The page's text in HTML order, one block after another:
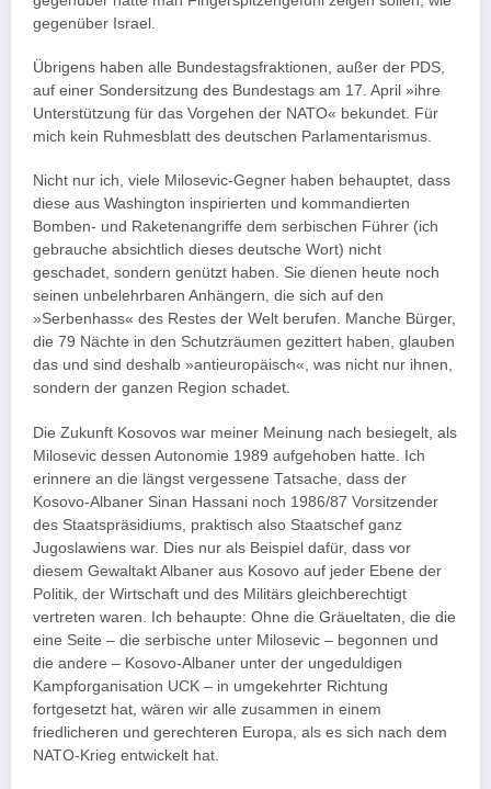
gegenüber Israel.
Übrigens haben alle Bundestagsfraktionen, außer der PDS,
auf einer Sondersitzung des Bundestags am 17. April »ihre
Unterstützung für das Vorgehen der NATO« bekundet. Für
mich kein Ruhmesblatt des deutschen Parlamentarismus.
Nicht nur ich, viele Milosevic-Gegner haben behauptet, dass
diese aus Washington inspirierten und kommandierten
Bomben- und Raketenangriffe dem serbischen Führer (ich
gebrauche absichtlich dieses deutsche Wort) nicht
geschadet, sondern genützt haben. Sie dienen heute noch
seinen unbelehrbaren Anhängern, die sich auf den
»Serbenhass« des Restes der Welt berufen. Manche Bürger,
die 79 Nächte in den Schutzräumen gezittert haben, glauben
das und sind deshalb »antieuropäisch«, was nicht nur ihnen,
sondern der ganzen Region schadet.
Die Zukunft Kosovos war meiner Meinung nach besiegelt, als
Milosevic dessen Autonomie 1989 aufgehoben hatte. Ich
erinnere an die längst vergessene Tatsache, dass der
Kosovo-Albaner Sinan Hassani noch 1986/87 Vorsitzender
des Staatspräsidiums, praktisch also Staatschef ganz
Jugoslawiens war. Dies nur als Beispiel dafür, dass vor
diesem Gewaltakt Albaner aus Kosovo auf jeder Ebene der
Politik, der Wirtschaft und des Militärs gleichberechtigt
vertreten waren. Ich behaupte: Ohne die Gräueltaten, die die
eine Seite – die serbische unter Milosevic – begonnen und
die andere – Kosovo-Albaner unter der ungeduldigen
Kampforganisation UCK – in umgekehrter Richtung
fortgesetzt hat, wären wir alle zusammen in einem
friedlicheren und gerechteren Europa, als es sich nach dem
NATO-Krieg entwickelt hat.